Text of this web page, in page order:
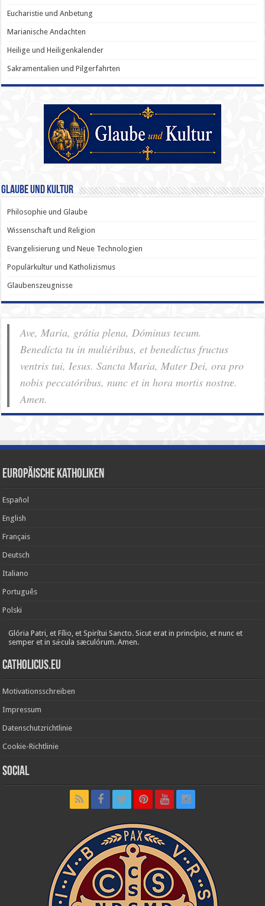
Eucharistie und Anbetung
Marianische Andachten
Heilige und Heiligenkalender
Sakramentalien und Pilgerfahrten
Glaube und Kultur
Philosophie und Glaube
Wissenschaft und Religion
Evangelisierung und Neue Technologien
Populärkultur und Katholizismus
Glaubenszeugnisse
Ave, Maria, grátia plena, Dóminus tecum.
Benedícta tu in muliéribus, et benedíctus fructus
ventris tui, Iesus. Sancta Maria, Mater Dei, ora pro
nobis pec­ca­tóribus, nunc et in hora mortis nostræ.
Amen.
Europäische Katholiken
Español
English
Français
Deutsch
Italiano
Português
Polski
Glória Patri, et Fílio, et Spirítui Sancto. Sicut erat in princípio, et nunc et
semper et in sǽcula sæculórum. Amen.
Catholicus.eu
Motivationsschreiben
Impressum
Datenschutzrichtlinie
Cookie-Richtlinie
Social